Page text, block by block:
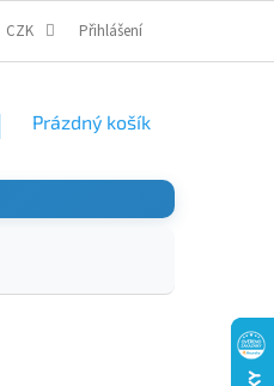
CZK Přihlášení
NÁKUPNÍ
Prázdný košík